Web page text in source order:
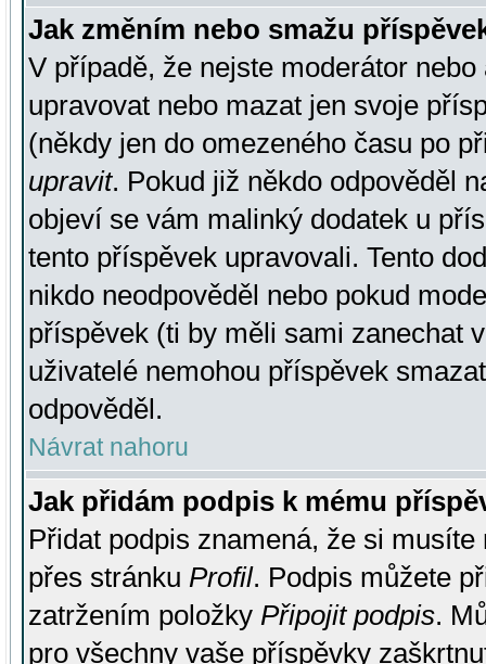
Jak změním nebo smažu
V případě, že nejste moderátor
upravovat nebo mazat jen svoje
(někdy jen do omezeného času po
upravit. Pokud již někdo odpověděl
objeví se vám malinký dodatek u
tento příspěvek upravovali. Tento
nikdo neodpověděl nebo pokud
příspěvek (ti by měli sami zanechat
uživatelé nemohou příspěvek
odpověděl.
Návrat nahoru
Jak přidám podpis k mému
Přidat podpis znamená, že si
přes stránku Profil. Podpis můžete
zatržením položky Připojit podpis.
pro všechny vaše příspěvky